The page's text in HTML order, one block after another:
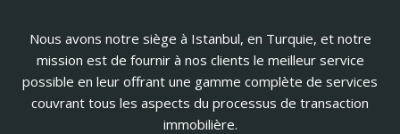
Nous avons notre siège à Istanbul, en Turquie, et notre
mission est de fournir à nos clients le meilleur service
possible en leur offrant une gamme complète de services
couvrant tous les aspects du processus de transaction
immobilière.